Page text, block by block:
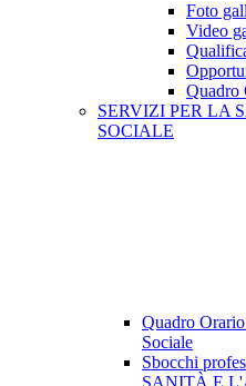
Foto
Video
Quadro
SERVIZI PER LA
SOCIALE
Quadro
Sociale
Sbocchi